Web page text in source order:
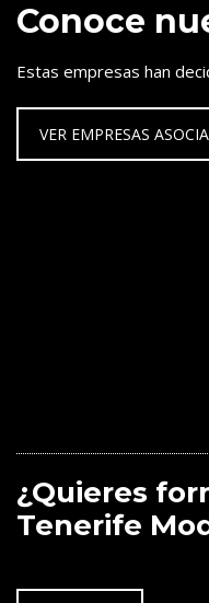
Conoce
Estas empresas han
VER EMPRESAS
¿Quieres
Tenerife